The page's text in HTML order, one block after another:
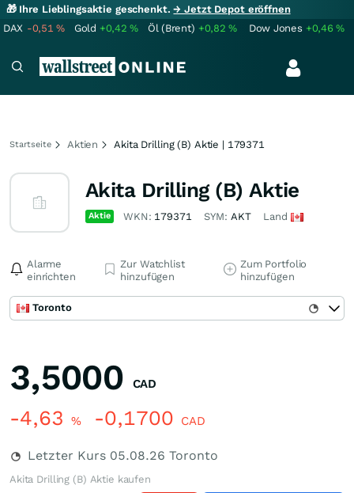
🎁 Ihre Lieblingsaktie geschenkt.→ Jetzt Depot eröffnen
DAX -0,51% Gold +0,42% Öl (Brent) +0,82% Dow Jones +0,46%
Startseite Aktien Akita Drilling (B) Aktie | 179371
Akita Drilling (B) Aktie
Aktie WKN: 179371 SYM: AKT Land
Alarme
einrichten
Zur Watchlist
hinzufügen
Zum Portfolio
hinzufügen
Toronto
3,5000 CAD
-4,63 % -0,1700 CAD
Letzter Kurs 05.08.26 Toronto
Akita Drilling (B) Aktie kaufen